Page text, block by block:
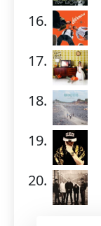
16.
17.
18.
19.
20.